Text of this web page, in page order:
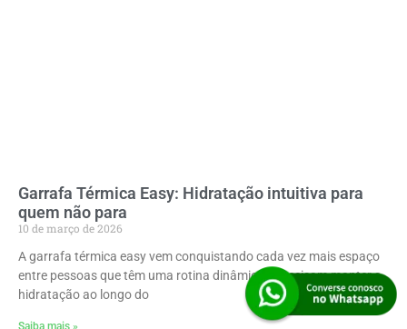
Garrafa Térmica Easy: Hidratação intuitiva para
quem não para
10 de março de 2026
A garrafa térmica easy vem conquistando cada vez mais espaço
entre pessoas que têm uma rotina dinâmica e precisam manter a
hidratação ao longo do